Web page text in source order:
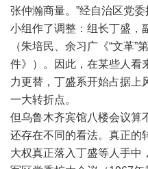
张仲瀚商量。”经自治区党
小组作了调整：组长丁盛，
（朱培民、余习广《“文革”
件》）。因此，在某些人看
力更替，丁盛系开始占据上
一大转折点。
但乌鲁木齐宾馆八楼会议算
还存在不同的看法。真正的
大权真正落入丁盛等人手中